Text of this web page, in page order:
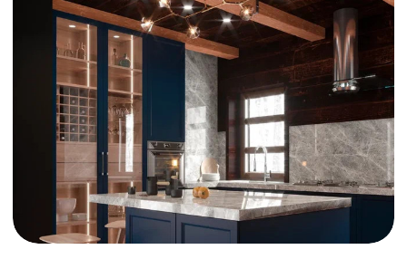
Плинтус AP29 под покраску, белый, с
пазом под 20 молдинг, 102x16x2400
мм, МДФ
941 ₽
Перфорированная панель КВАДРО 11-
45, 1000х680мм, ХДФ, ольха
1110 ₽
Натуральные обои Cosca Traditional
Prints L5082, 0,91 x 6,2 м
1803 ₽
Перфорированная панель КВАДРО
8-28, 1200х600мм, ХДФ, бук
1357 ₽
Натуральные обои Cosca Мунлайт,
867 ₽